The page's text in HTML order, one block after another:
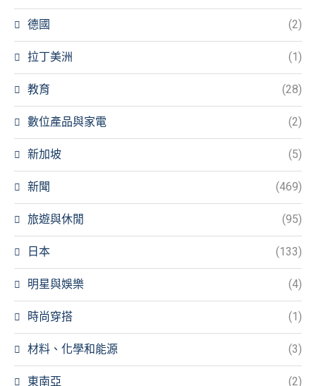
德國 (2)
拉丁美洲 (1)
教育 (28)
數位產品與家電 (2)
新加坡 (5)
新聞 (469)
旅遊與休閒 (95)
日本 (133)
明星與娛樂 (4)
時尚穿搭 (1)
材料、化學和能源 (3)
東南亞 (2)